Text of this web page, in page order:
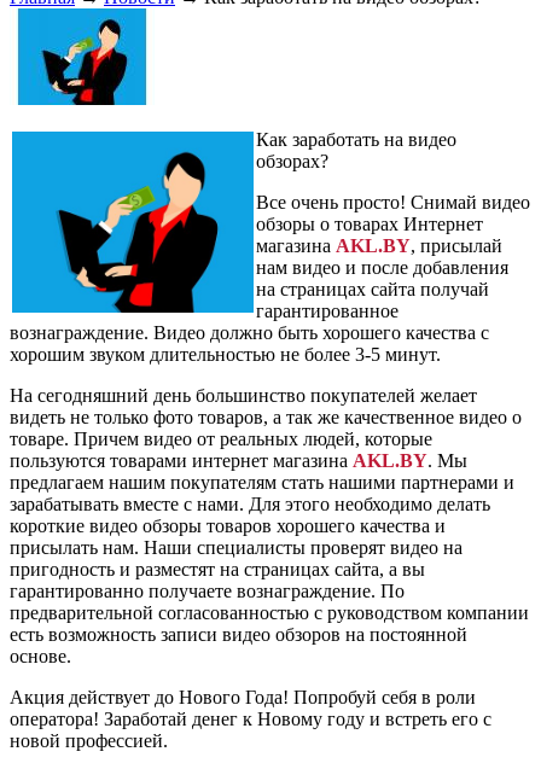
Как заработать на видео
обзорах?
Все очень просто! Снимай видео
обзоры о товарах Интернет
магазина AKL.BY, присылай
нам видео и после добавления
на страницах сайта получай
гарантированное
вознаграждение. Видео должно быть хорошего качества с
хорошим звуком длительностью не более 3-5 минут.
На сегодняшний день большинство покупателей желает
видеть не только фото товаров, а так же качественное видео о
товаре. Причем видео от реальных людей, которые
пользуются товарами интернет магазина AKL.BY. Мы
предлагаем нашим покупателям стать нашими партнерами и
зарабатывать вместе с нами. Для этого необходимо делать
короткие видео обзоры товаров хорошего качества и
присылать нам. Наши специалисты проверят видео на
пригодность и разместят на страницах сайта, а вы
гарантированно получаете вознаграждение. По
предварительной согласованностью с руководством компании
есть возможность записи видео обзоров на постоянной
основе.
Акция действует до Нового Года! Попробуй себя в роли
оператора! Заработай денег к Новому году и встреть его с
новой профессией.